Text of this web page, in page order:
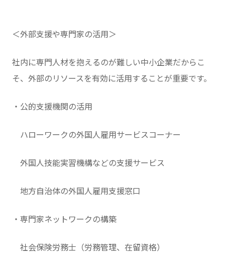
＜外部支援や専門家の活用＞
社内に専門人材を抱えるのが難しい中小企業だからこ
そ、外部のリソースを有効に活用することが重要です。
・公的支援機関の活用
ハローワークの外国人雇用サービスコーナー
外国人技能実習機構などの支援サービス
地方自治体の外国人雇用支援窓口
・専門家ネットワークの構築
社会保険労務士（労務管理、在留資格）